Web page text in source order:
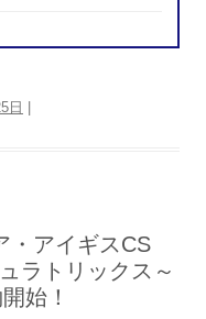
日
・アイギスCS
ラトリックス～
始！